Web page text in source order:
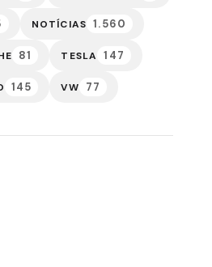
NOTÍCIAS 1.560
81 TESLA 147
145 VW 77